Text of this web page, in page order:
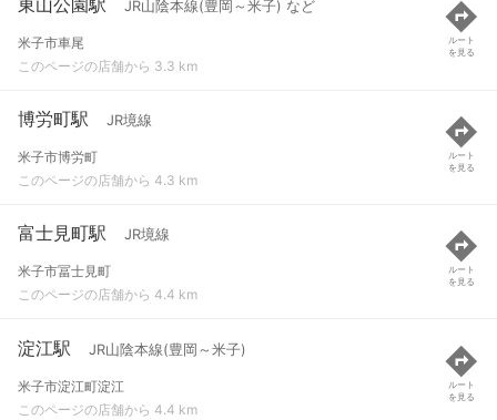
JR山陰本線(豊岡～米子) など
米子市車尾
このページの店舗から 3.3 km
ルート
を見る
博労町駅 JR境線
米子市博労町
このページの店舗から 4.3 km
ルート
を見る
富士見町駅 JR境線
米子市冨士見町
このページの店舗から 4.4 km
ルート
を見る
淀江駅 JR山陰本線(豊岡～米子)
米子市淀江町淀江
このページの店舗から 4.4 km
ルート
を見る